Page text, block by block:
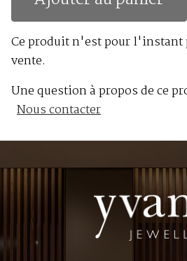
Ce produit n'est pour l'instant
vente.
Une question à propos de ce
Nous contacter